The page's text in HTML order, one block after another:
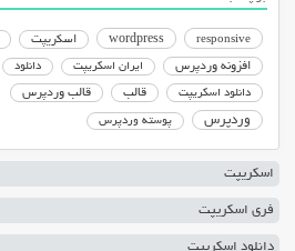
responsive
wordpress اسکریپت
افزونه وردپرس
ایران اسکریپت دانلود
دانلود اسکریپت قالب قالب وردپرس
وردپرس پوسته وردپرس
اسکریپت
فری اسکریپت
دانلود اسکریپت